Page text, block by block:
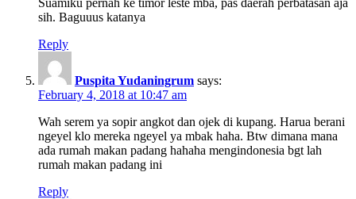
sih. Baguuus katanya
Reply
Puspita Yudaningrum says:
February 4, 2018 at 10:47 am
Wah serem ya sopir angkot dan ojek di kupang. Harua berani
ngeyel klo mereka ngeyel ya mbak haha. Btw dimana mana
ada rumah makan padang hahaha mengindonesia bgt lah
rumah makan padang ini
Reply